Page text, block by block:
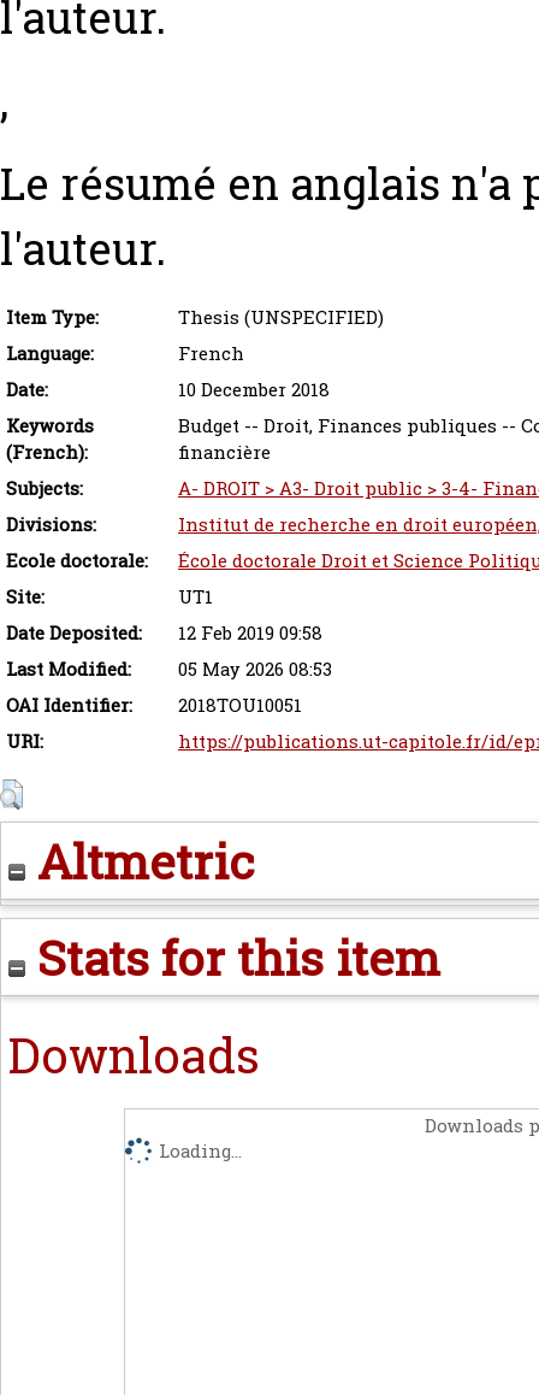
l'auteur.
,
Le résumé en anglais n'a
l'auteur.
Item Type:
Thesis (UNSPECIFIED)
Language:
French
Date:
10 December 2018
Keywords
(French):
Budget -- Droit, Finances publiques --
financière
Subjects:
A- DROIT > A3- Droit public > 3-4-
Divisions:
Institut de recherche en droit
Ecole doctorale:
École doctorale Droit et Science
Site:
UT1
Date Deposited:
12 Feb 2019 09:58
Last Modified:
05 May 2026 08:53
OAI Identifier:
2018TOU10051
URI:
https://publications.ut-capitole.fr/id/
Altmetric
Stats for this item
Downloads
Downloads
Loading...